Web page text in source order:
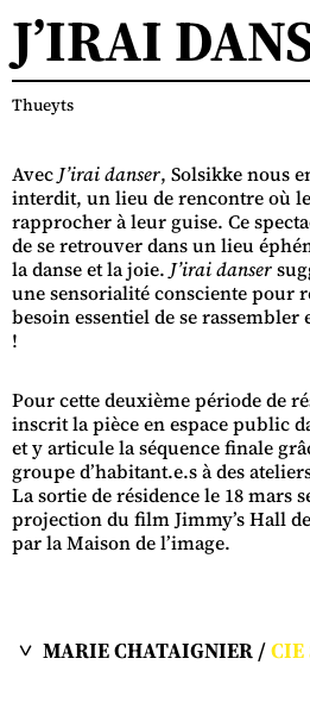
J’IRAI
Thueyts
Avec J’irai danser, Solsikke nous
interdit, un lieu de rencontre où
rapprocher à leur guise. Ce
de se retrouver dans un lieu
la danse et la joie. J’irai danser
une sensorialité consciente pour
besoin essentiel de se
!
Pour cette deuxième période de
inscrit la pièce en espace public
et y articule la séquence finale
groupe d’habitant.e.s à des
La sortie de résidence le 18 mars
projection du film Jimmy’s Hall
par la Maison de l’image.
MARIE CHATAIGNIER /CIE